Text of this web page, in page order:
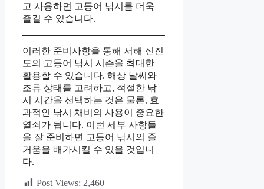
고 사용하면 고등어 낚시를 더욱
즐길 수 있습니다.
이러한 준비사항을 통해 서해 신진
도의 고등어 낚시 시즌을 최대한
활용할 수 있습니다. 해상 날씨와
조류 상태를 고려하고, 적절한 낚
시 시간을 선택하는 것은 물론, 효
과적인 낚시 채비의 사용이 중요한
열쇠가 됩니다. 이런 세부 사항들
을 잘 준비하면 고등어 낚시의 즐
거움을 배가시킬 수 있을 것입니
다.
Post Views: 2,460